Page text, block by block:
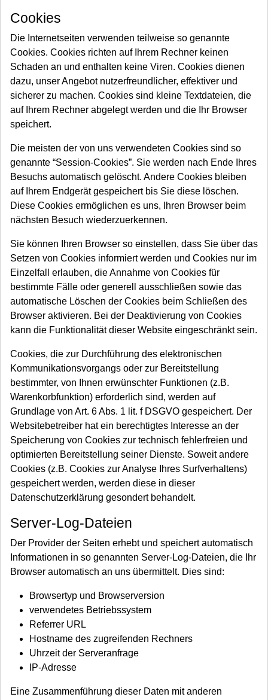
Cookies
Die Internetseiten verwenden teilweise so genannte
Cookies. Cookies richten auf Ihrem Rechner keinen
Schaden an und enthalten keine Viren. Cookies dienen
dazu, unser Angebot nutzerfreundlicher, effektiver und
sicherer zu machen. Cookies sind kleine Textdateien, die
auf Ihrem Rechner abgelegt werden und die Ihr Browser
speichert.
Die meisten der von uns verwendeten Cookies sind so
genannte “Session-Cookies”. Sie werden nach Ende Ihres
Besuchs automatisch gelöscht. Andere Cookies bleiben
auf Ihrem Endgerät gespeichert bis Sie diese löschen.
Diese Cookies ermöglichen es uns, Ihren Browser beim
nächsten Besuch wiederzuerkennen.
Sie können Ihren Browser so einstellen, dass Sie über das
Setzen von Cookies informiert werden und Cookies nur im
Einzelfall erlauben, die Annahme von Cookies für
bestimmte Fälle oder generell ausschließen sowie das
automatische Löschen der Cookies beim Schließen des
Browser aktivieren. Bei der Deaktivierung von Cookies
kann die Funktionalität dieser Website eingeschränkt sein.
Cookies, die zur Durchführung des elektronischen
Kommunikationsvorgangs oder zur Bereitstellung
bestimmter, von Ihnen erwünschter Funktionen (z.B.
Warenkorbfunktion) erforderlich sind, werden auf
Grundlage von Art. 6 Abs. 1 lit. f DSGVO gespeichert. Der
Websitebetreiber hat ein berechtigtes Interesse an der
Speicherung von Cookies zur technisch fehlerfreien und
optimierten Bereitstellung seiner Dienste. Soweit andere
Cookies (z.B. Cookies zur Analyse Ihres Surfverhaltens)
gespeichert werden, werden diese in dieser
Datenschutzerklärung gesondert behandelt.
Server-Log-Dateien
Der Provider der Seiten erhebt und speichert automatisch
Informationen in so genannten Server-Log-Dateien, die Ihr
Browser automatisch an uns übermittelt. Dies sind:
Browsertyp und Browserversion
verwendetes Betriebssystem
Referrer URL
Hostname des zugreifenden Rechners
Uhrzeit der Serveranfrage
IP-Adresse
Eine Zusammenführung dieser Daten mit anderen